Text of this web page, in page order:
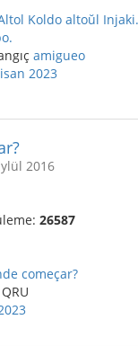
Koldo altoŭl
amigueo
2023
2016
26587
começar?